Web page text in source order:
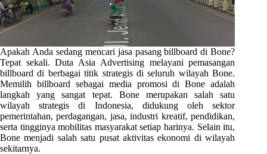
Apakah Anda sedang mencari jasa pasang billboard di Bone?
Tepat sekali. Duta Asia Advertising melayani pemasangan
billboard di berbagai titik strategis di seluruh wilayah Bone.
Memilih billboard sebagai media promosi di Bone adalah
langkah yang sangat tepat. Bone merupakan salah satu
wilayah strategis di Indonesia, didukung oleh sektor
pemerintahan, perdagangan, jasa, industri kreatif, pendidikan,
serta tingginya mobilitas masyarakat setiap harinya. Selain itu,
Bone menjadi salah satu pusat aktivitas ekonomi di wilayah
sekitarnya.